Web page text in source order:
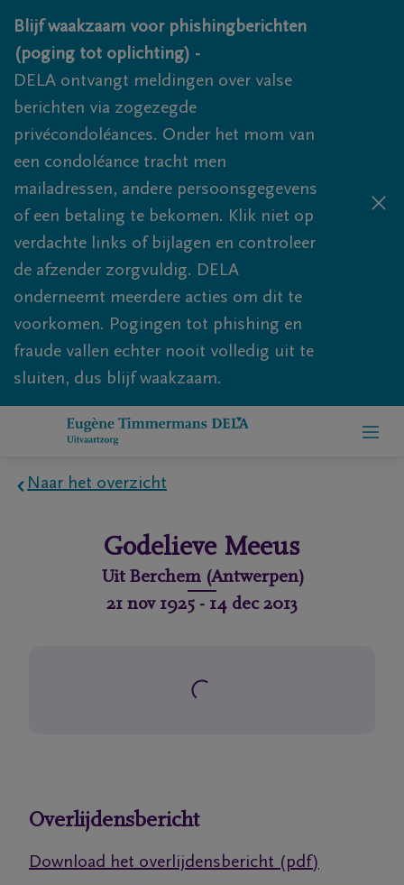
Overslaan en naar inhoud gaan
Blijf waakzaam voor phishingberichten
(poging tot oplichting) -
DELA ontvangt meldingen over valse
berichten via zogezegde
privécondoléances. Onder het mom van
een condoléance tracht men
mailadressen, andere persoonsgegevens
of een betaling te bekomen. Klik niet op
verdachte links of bijlagen en controleer
de afzender zorgvuldig. DELA
onderneemt meerdere acties om dit te
voorkomen. Pogingen tot phishing en
fraude vallen echter nooit volledig uit te
sluiten, dus blijf waakzaam.
Naar het overzicht
Godelieve Meeus
Uit Berchem (Antwerpen)
21 nov 1925 - 14 dec 2013
Overlijdensbericht
Download het overlijdensbericht (pdf)